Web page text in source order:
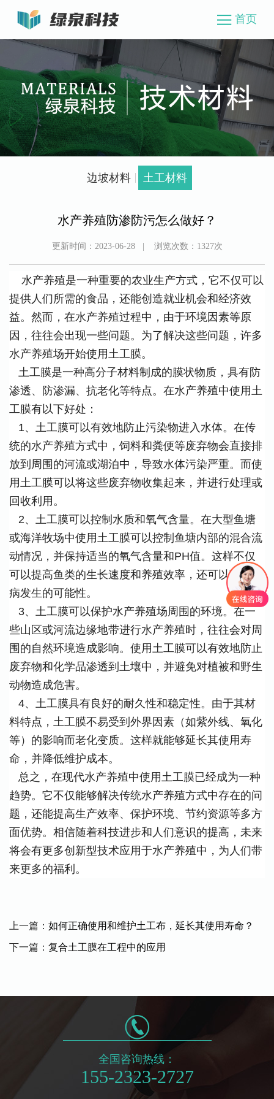
首页
边坡材料 土工材料
水产养殖防渗防污怎么做好？
更新时间： 2023-06-28| 浏览次数： 1327次
水产养殖是一种重要的农业生产方式，它不仅可以
提供人们所需的食品，还能创造就业机会和经济效
益。然而，在水产养殖过程中，由于环境因素等原
因，往往会出现一些问题。为了解决这些问题，许多
水产养殖场开始使用土工膜。
土工膜是一种高分子材料制成的膜状物质，具有防
渗透、防渗漏、抗老化等特点。在水产养殖中使用土
工膜有以下好处：
1、土工膜可以有效地防止污染物进入水体。在传
统的水产养殖方式中，饲料和粪便等废弃物会直接排
放到周围的河流或湖泊中，导致水体污染严重。而使
用土工膜可以将这些废弃物收集起来，并进行处理或
回收利用。
2、土工膜可以控制水质和氧气含量。在大型鱼塘
或海洋牧场中使用土工膜可以控制鱼塘内部的混合流
动情况，并保持适当的氧气含量和PH值。这样不仅
可以提高鱼类的生长速度和养殖效率，还可以减少疾
病发生的可能性。
3、土工膜可以保护水产养殖场周围的环境。在一
些山区或河流边缘地带进行水产养殖时，往往会对周
围的自然环境造成影响。使用土工膜可以有效地防止
废弃物和化学品渗透到土壤中，并避免对植被和野生
动物造成危害。
4、土工膜具有良好的耐久性和稳定性。由于其材
料特点，土工膜不易受到外界因素（如紫外线、氧化
等）的影响而老化变质。这样就能够延长其使用寿
命，并降低维护成本。
总之，在现代水产养殖中使用土工膜已经成为一种
趋势。它不仅能够解决传统水产养殖方式中存在的问
题，还能提高生产效率、保护环境、节约资源等多方
面优势。相信随着科技进步和人们意识的提高，未来
将会有更多创新型技术应用于水产养殖中，为人们带
来更多的福利。
上一篇： 如何正确使用和维护土工布，延长其使用寿命？
下一篇： 复合土工膜在工程中的应用
全国咨询热线：
155-2323-2727